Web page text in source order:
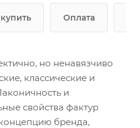
Оплата
но ненавязчиво
классические и
и
свойства фактур
бренда,